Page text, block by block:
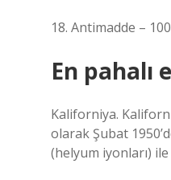
18. Antimadde –
En pahalı
Kaliforniya.
olarak Şubat
(helyum iyonları)